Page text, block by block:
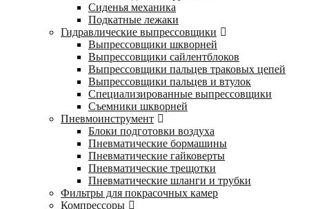
Сиденья механика
Подкатные лежаки
Гидравлические выпрессовщики
Выпрессовщики шкворней
Выпрессовщики сайлентблоков
Выпрессовщики пальцев траковых цепей
Выпрессовщики пальцев и втулок
Специализированные выпрессовщики
Cъемники шкворней
Пневмоинструмент
Блоки подготовки воздуха
Пневматические бормашины
Пневматические гайковерты
Пневматические трещотки
Пневматические шланги и трубки
Фильтры для покрасочных камер
Компрессоры